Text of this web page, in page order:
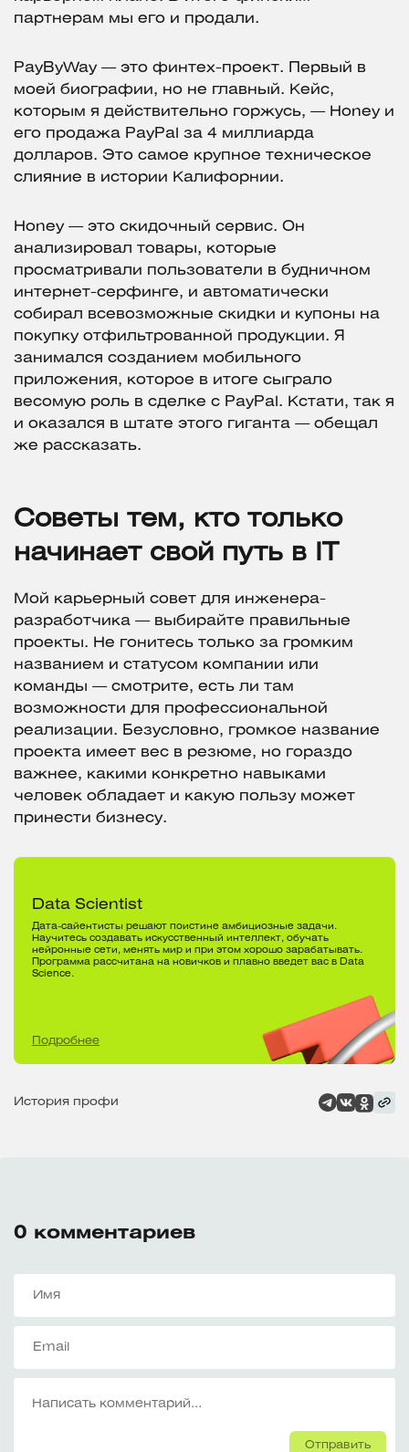
партнерам мы его и продали.
PayByWay — это финтех-проект. Первый в
моей биографии, но не главный. Кейс,
которым я действительно горжусь, — Honey и
его продажа PayPal за 4 миллиарда
долларов. Это самое крупное техническое
слияние в истории Калифорнии.
Honey — это скидочный сервис. Он
анализировал товары, которые
просматривали пользователи в будничном
интернет-серфинге, и автоматически
собирал всевозможные скидки и купоны на
покупку отфильтрованной продукции. Я
занимался созданием мобильного
приложения, которое в итоге сыграло
весомую роль в сделке с PayPal. Кстати, так я
и оказался в штате этого гиганта — обещал
же рассказать.
Советы тем, кто только
начинает свой путь в IT
Мой карьерный совет для инженера-
разработчика — выбирайте правильные
проекты. Не гонитесь только за громким
названием и статусом компании или
команды — смотрите, есть ли там
возможности для профессиональной
реализации. Безусловно, громкое название
проекта имеет вес в резюме, но гораздо
важнее, какими конкретно навыками
человек обладает и какую пользу может
принести бизнесу.
Data Scientist
Дата-сайентисты решают поистине амбициозные задачи.
Научитесь создавать искусственный интеллект, обучать
нейронные сети, менять мир и при этом хорошо зарабатывать.
Программа рассчитана на новичков и плавно введет вас в Data
Science.
Подробнее
История профи
0 комментариев
Отправить